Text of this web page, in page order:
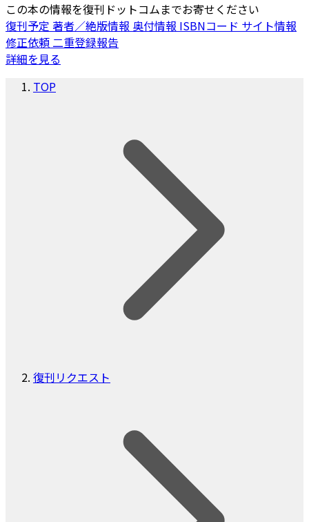
この本の情報を復刊ドットコムまでお寄せください
復刊予定 著者／絶版情報 奥付情報 ISBNコード サイト情報
修正依頼二重登録報告
詳細を見る
TOP
復刊リクエスト